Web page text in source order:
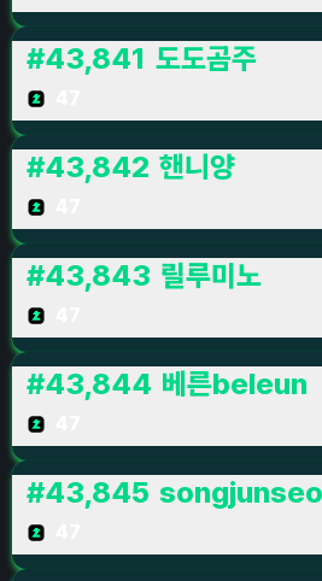
#43,841 도도곰주
#43,842 핸니양
#43,843 릴루미노
#43,844 베른beleun
#43,845 songjunseo